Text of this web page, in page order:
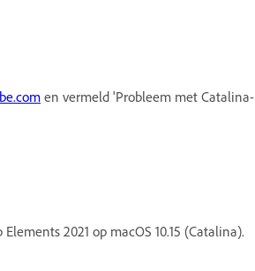
en vermeld 'Probleem met Catalina-
2021 op macOS 10.15 (Catalina).